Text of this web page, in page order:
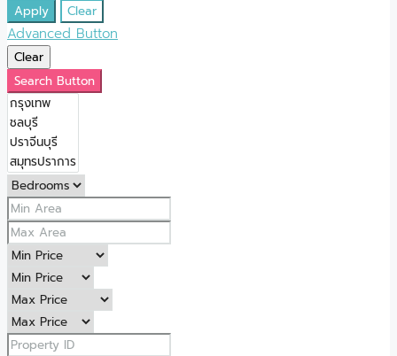
Apply Clear
Advanced Button
Clear
Search Button